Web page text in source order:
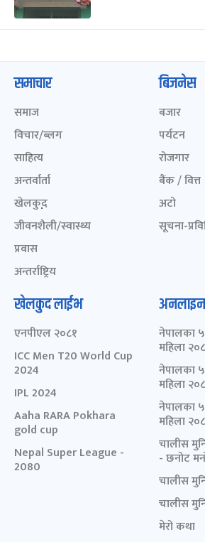
समाचार
समाज
विचार/ब्लग
साहित्य
अन्तर्वार्ता
खेलकुद़़
जीवनशैली/स्वास्थ्य
प्रवास
अन्तर्राष्ट्रिय
बिजनेस
बजार
पर्यटन
रोजगार
बैंक / वित्त
अटो
सूचना-
खेलकुद लाईभ
एनपीएल २०८१
ICC Men T20 World Cup
2024
IPL 2024
Aaha RARA Pokhara
gold cup
Nepal Super League -
2080
नेपालका
महिला
नेपालका
महिला
नेपालका
महिला
चालीस
- छनोट
चालीस
चालीस
मेरो कथा